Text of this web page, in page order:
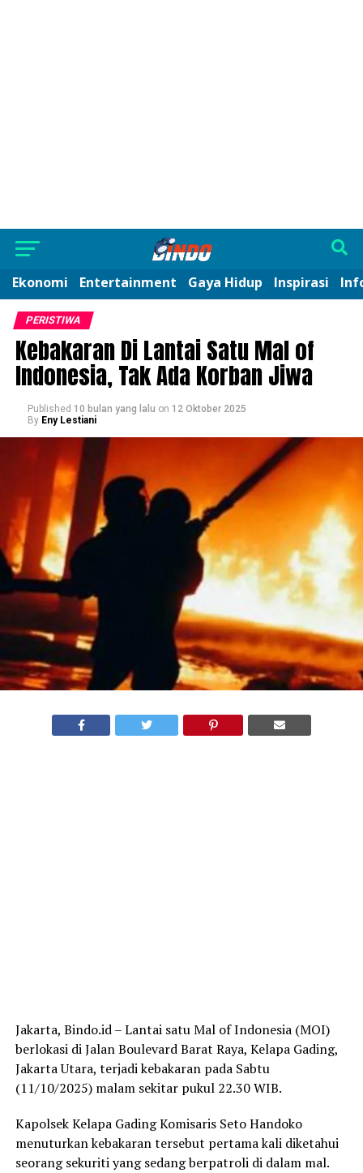
Ekonomi Entertainment Gaya Hidup Inspirasi
PERISTIWA
Kebakaran Di Lantai Satu Mal of
Indonesia, Tak Ada Korban Jiwa
Published 10 bulan yang lalu on 12 Oktober 2025
By Eny Lestiani
Jakarta, Bindo.id – Lantai satu Mal of Indonesia (MOI)
berlokasi di Jalan Boulevard Barat Raya, Kelapa Gading,
Jakarta Utara, terjadi kebakaran pada Sabtu
(11/10/2025) malam sekitar pukul 22.30 WIB.
Kapolsek Kelapa Gading Komisaris Seto Handoko
menuturkan kebakaran tersebut pertama kali diketahui
seorang sekuriti yang sedang berpatroli di dalam mal.